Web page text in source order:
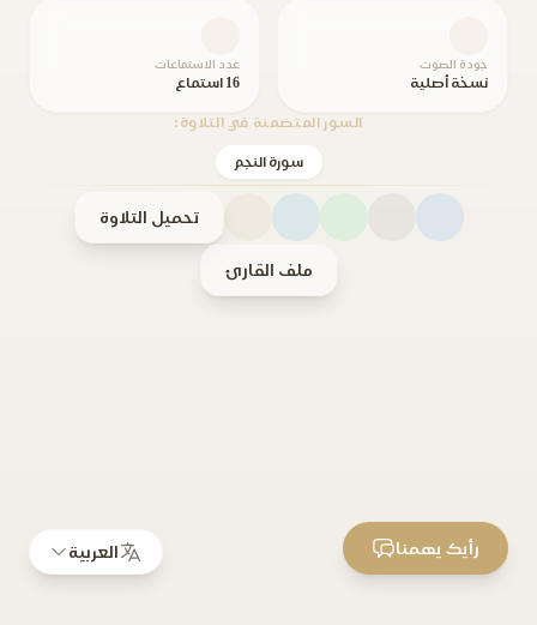
جودة الصوت
نسخة أصلية
عدد الاستماعات
16 استماع
السور المتضمنة في التلاوة:
سورة النجم
تحميل التلاوة
ملف القارئ
العربية رأيك يهمنا